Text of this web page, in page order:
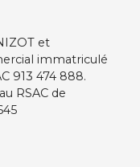
et
immatriculé
913 474 888.
RSAC de